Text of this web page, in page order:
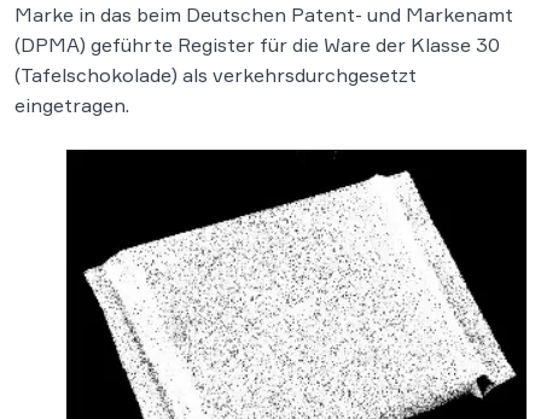
Marke in das beim Deutschen Patent- und Markenamt
(DPMA) geführte Register für die Ware der Klasse 30
(Tafelschokolade) als verkehrsdurchgesetzt
eingetragen.